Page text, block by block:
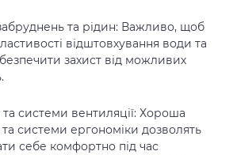
та рідин: Важливо, щоб
відштовхування води та
захист від можливих
та системи вентиляції: Хороша
та системи ергономіки дозволять
себе комфортно під час